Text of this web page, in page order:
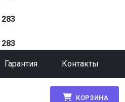
283
283
Гарантия Контакты
КОРЗИНА